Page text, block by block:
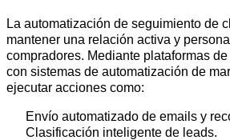
La automatización de seguimiento de
mantener una relación activa y
compradores. Mediante plataformas
con sistemas de automatización de
ejecutar acciones como:
Envío automatizado de emails y
Clasificación inteligente de leads.